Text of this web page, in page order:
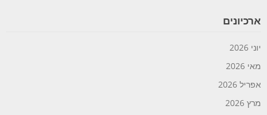
ארכיונים
יוני 2026
מאי 2026
אפריל 2026
מרץ 2026